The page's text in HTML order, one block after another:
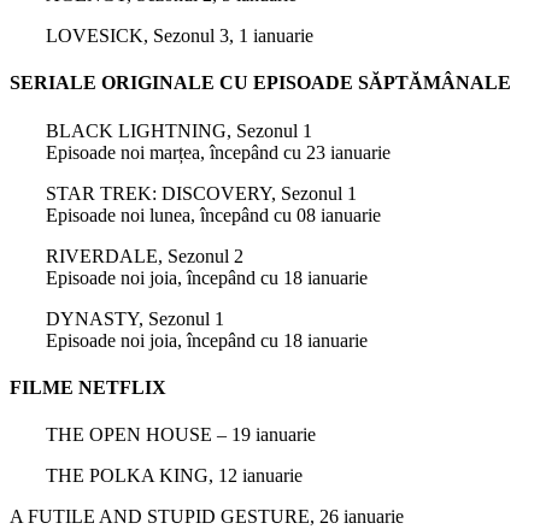
LOVESICK, Sezonul 3, 1 ianuarie
SERIALE ORIGINALE CU EPISOADE SĂPTĂMÂNALE
BLACK LIGHTNING, Sezonul 1
Episoade noi marțea, începând cu 23 ianuarie
STAR TREK: DISCOVERY, Sezonul 1
Episoade noi lunea, începând cu 08 ianuarie
RIVERDALE, Sezonul 2
Episoade noi joia, începând cu 18 ianuarie
DYNASTY, Sezonul 1
Episoade noi joia, începând cu 18 ianuarie
FILME NETFLIX
THE OPEN HOUSE – 19 ianuarie
THE POLKA KING, 12 ianuarie
A FUTILE AND STUPID GESTURE, 26 ianuarie